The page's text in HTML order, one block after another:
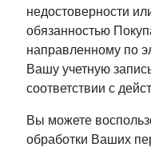
недостоверности
обязанностью
направленному по
Вашу учетную
соответствии с
Вы можете
обработки Ваших